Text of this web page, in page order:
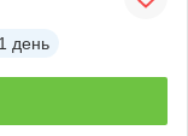
1 день